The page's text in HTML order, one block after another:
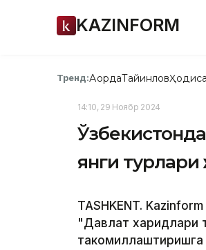
KAZINFORM
Тренд:АқордаТайинловҲодиса
14:10, 29 Ноябр 2024
янги
TASHKENT.
"Давлат харидлари
такомиллаштиришга